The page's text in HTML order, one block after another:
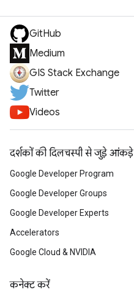
GitHub
Medium
GIS Stack Exchange
Twitter
Videos
दर्शकों की दिलचस्पी से जुड़े आंकड़े
Google Developer Program
Google Developer Groups
Google Developer Experts
Accelerators
Google Cloud & NVIDIA
कनेक्ट करें